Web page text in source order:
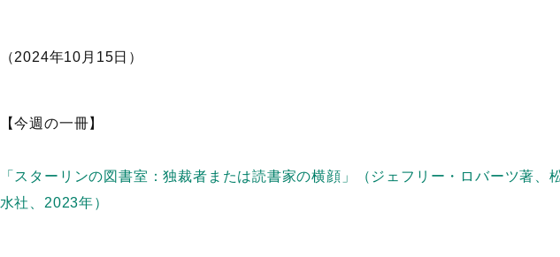
（2024年10月15日）
【今週の一冊】
「スターリンの図書室：独裁者または読書家の横顔」（ジェフリー・ロバーツ著、
水社、2023年）